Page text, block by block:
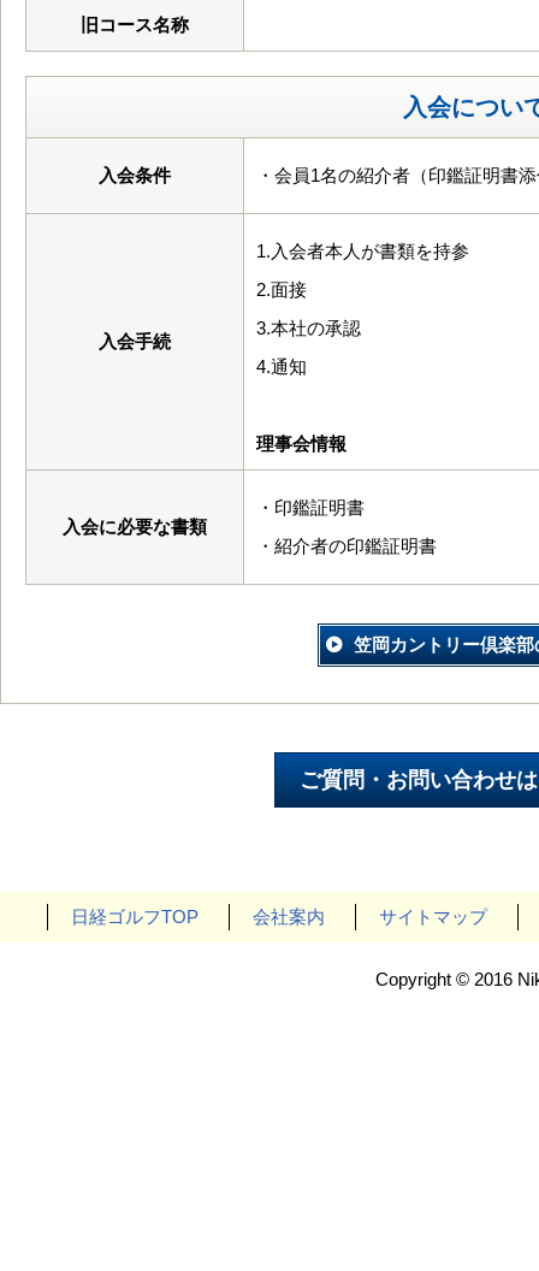
旧コース名称
入会につい
入会条件 ・会員1名の紹介者（印鑑証明書
入会手続
1.入会者本人が書類を持参
2.面接
3.本社の承認
4.通知
理事会情報
入会に必要な書類
・印鑑証明書
・紹介者の印鑑証明書
笠岡カントリー倶楽
日経ゴルフTOP 会社案内 サイトマップ
Copyright © 2016